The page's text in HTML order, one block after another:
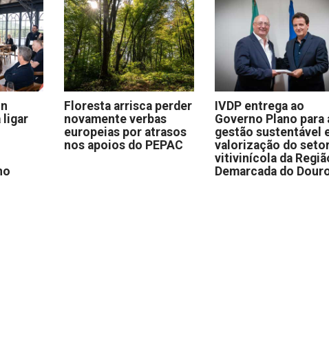
ligar
Floresta arrisca perder
novamente verbas
europeias por atrasos
nos apoios do PEPAC
IVDP entrega ao
Governo Plano para
gestão sustentável
valorização do
vitivinícola da
Demarcada do